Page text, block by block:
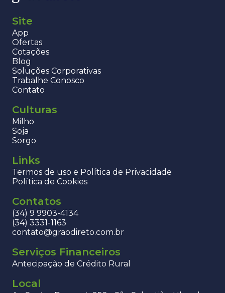
Site
App
Ofertas
Cotações
Blog
Soluções Corporativas
Trabalhe Conosco
Contato
Culturas
Milho
Soja
Sorgo
Links
Termos de uso e Política de Privacidade
Política de Cookies
Contatos
(34) 9 9903-4134
(34) 3331-1163
contato@graodireto.com.br
Serviços Financeiros
Antecipação de Crédito Rural
Local